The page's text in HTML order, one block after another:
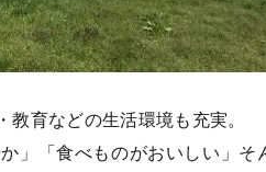
育などの生活環境も充実。
」「食べものがおいしい」そ